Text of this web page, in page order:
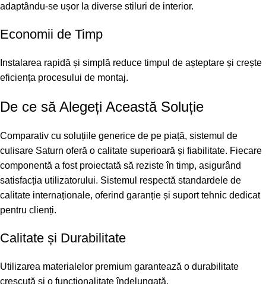
adaptându-se ușor la diverse stiluri de interior.
Economii de Timp
Instalarea rapidă și simplă reduce timpul de așteptare și crește
eficiența procesului de montaj.
De ce să Alegeți Această Soluție
Comparativ cu soluțiile generice de pe piață, sistemul de
culisare Saturn oferă o calitate superioară și fiabilitate. Fiecare
componentă a fost proiectată să reziste în timp, asigurând
satisfacția utilizatorului. Sistemul respectă standardele de
calitate internaționale, oferind garanție și suport tehnic dedicat
pentru clienți.
Calitate și Durabilitate
Utilizarea materialelor premium garantează o durabilitate
crescută și o funcționalitate îndelungată.